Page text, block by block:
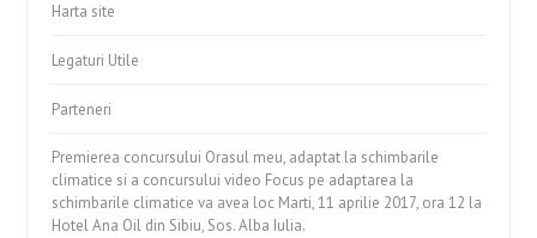
Harta site
Legaturi Utile
Parteneri
Premierea concursului Orasul meu, adaptat la schimbarile
climatice si a concursului video Focus pe adaptarea la
schimbarile climatice va avea loc Marti, 11 aprilie 2017, ora 12 la
Hotel Ana Oil din Sibiu, Sos. Alba Iulia.